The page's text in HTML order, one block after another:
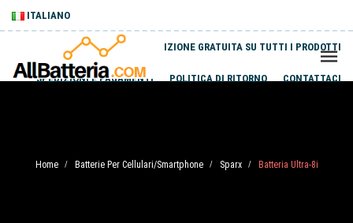
ITALIANO
SPEDIZIONE GRATUITA SU TUTTI I PRODOTTI
SPEDIZIONI E PAGAMENTI POLITICA DI RITORNO CONTATTACI
Home / Batterie Per Cellulari/Smartphone / Sparx / Batteria Ultra-8i